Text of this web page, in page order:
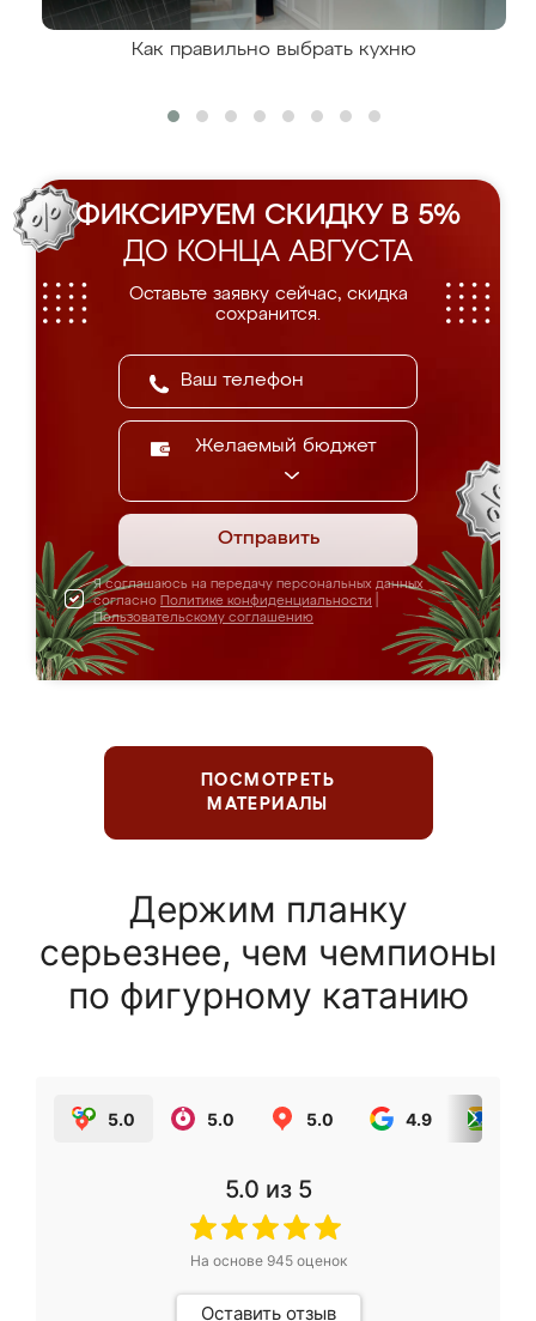
Как правильно выбрать кухню
ФИКСИРУЕМ СКИДКУ В 5%
ДО КОНЦА АВГУСТА
Оставьте заявку сейчас, скидка
сохранится.
Желаемый бюджет
Отправить
Я соглашаюсь на передачу персональных данных
согласно Политике конфиденциальности
Пользовательскому соглашению
ПОСМОТРЕТЬ
МАТЕРИАЛЫ
Держим планку
серьезнее, чем чемпионы
по фигурному катанию
5.0 5.0 5.0 4.9
5.0 из 5
На основе 945оценок
Оставить отзыв